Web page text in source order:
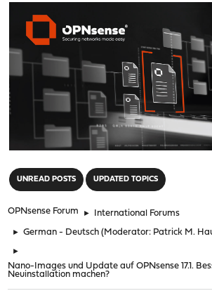
UNREAD POSTS UPDATED TOPICS
OPNsense Forum ► International Forums
► German - Deutsch (Moderator: Patrick M.
►
Nano-Images und Update auf OPNsense 17.1.
Neuinstallation machen?